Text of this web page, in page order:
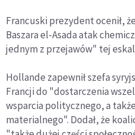
Francuski prezydent ocenił,
Baszara el-Asada atak
jednym z przejawów" tej
Hollande zapewnił szefa
Francji do "dostarczenia
wsparcia politycznego, a
materialnego". Dodał, że